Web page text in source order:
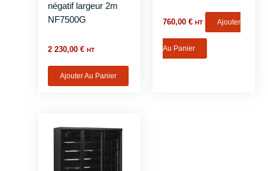
négatif largeur 2m
NF7500G
2 230,00€ HT
Ajouter Au Panier
760,00 € HT Ajouter
Au Panier